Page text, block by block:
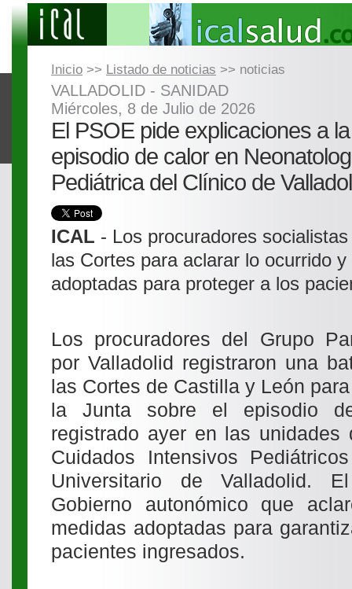
Inicio >> Listado de noticias >> noticias
VALLADOLID - SANIDAD
Miércoles, 8 de Julio de 2026
El PSOE pide explicaciones a
episodio de calor en
Pediátrica del Clínico de
ICAL - Los procuradores
las Cortes para aclarar lo ocurrido
adoptadas para proteger a los
Los procuradores del Grupo
por Valladolid registraron una
las Cortes de Castilla y León
la Junta sobre el episodio
registrado ayer en las unidades
Cuidados Intensivos
Universitario de Valladolid.
Gobierno autonómico que
medidas adoptadas para
pacientes ingresados.